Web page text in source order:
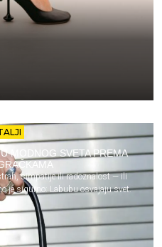
MODNOG SVETA PREMA
simpatije ili radoznalost — ili
je sigurno: Labubu osvajaju svet.